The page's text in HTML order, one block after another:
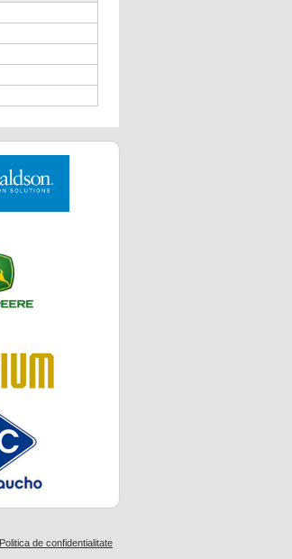
Politica de confidentialitate